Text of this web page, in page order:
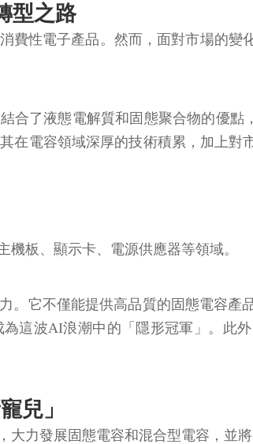
型之路
費性電子產品。然而，面對市場的
合了液態電解質和固態聚合物的優
在電容領域深厚的技術積累，加上
板、顯示卡、電源供應器等領域。
。它不僅能提供高品質的固態電容
這波AI浪潮中的「隱形冠軍」。此
兒」
力發展固態電容和混合型電容，並